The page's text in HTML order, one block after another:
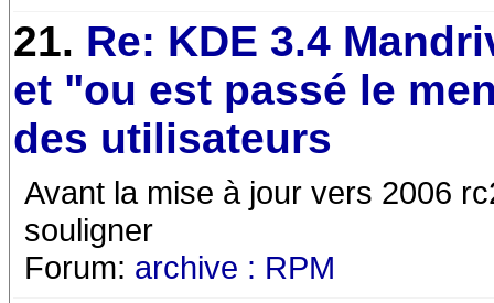
21. Re: KDE 3.4
et "ou est passé le
des utilisateurs
Avant la mise à jour vers 2006
souligner
Forum: archive : RPM